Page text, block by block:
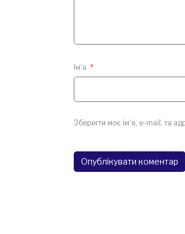
Ім'я *
Зберегти моє ім'я, e-mail, та